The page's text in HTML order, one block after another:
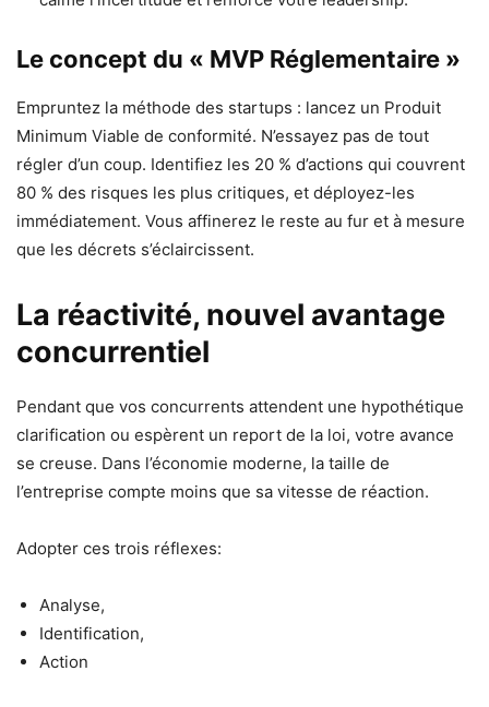
Le concept du « MVP Réglementaire »
Empruntez la méthode des startups : lancez un Produit
Minimum Viable de conformité. N’essayez pas de tout
régler d’un coup. Identifiez les 20 % d’actions qui couvrent
80 % des risques les plus critiques, et déployez-les
immédiatement. Vous affinerez le reste au fur et à mesure
que les décrets s’éclaircissent.
La réactivité, nouvel avantage
concurrentiel
Pendant que vos concurrents attendent une hypothétique
clarification ou espèrent un report de la loi, votre avance
se creuse. Dans l’économie moderne, la taille de
l’entreprise compte moins que sa vitesse de réaction.
Adopter ces trois réflexes:
Analyse,
Identification,
Action